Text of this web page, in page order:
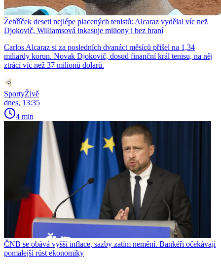
Žebříček deseti nejlépe placených tenistů: Alcaraz vydělal víc než
Djokovič, Williamsová inkasuje miliony i bez hraní
Carlos Alcaraz si za posledních dvanáct měsíců přišel na 1,34
miliardy korun. Novak Djokovič, dosud finanční král tenisu, na něj
ztrácí víc než 37 milionů dolarů.
SportyŽivě
dnes, 13:35
4 min
ČNB se obává vyšší inflace, sazby zatím nemění. Bankéři očekávají
pomalejší růst ekonomiky